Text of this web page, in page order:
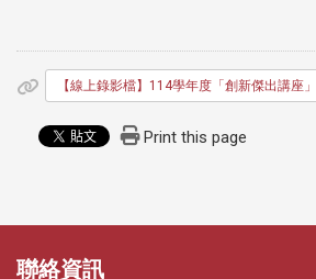
【線上錄影檔】114學年度「創新傑出講
Print this page
聯絡資訊